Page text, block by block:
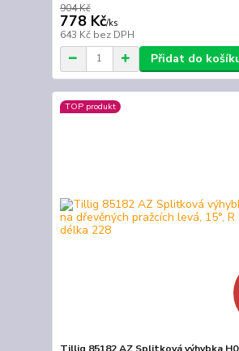
904 Kč
778 Kč/ks
643 Kč bez DPH
Přidat do
TOP produkt